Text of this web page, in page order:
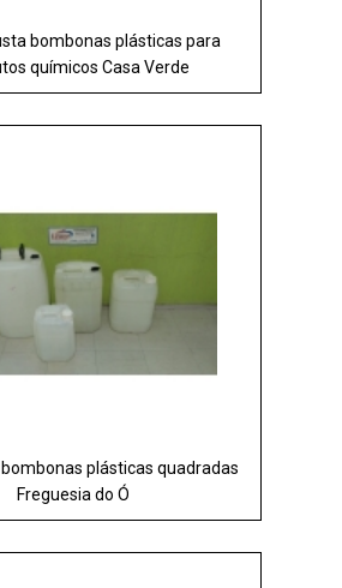
bombonas plásticas para
químicos Casa Verde
plásticas quadradas
Freguesia do Ó